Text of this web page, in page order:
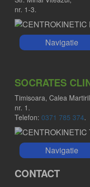
nr. 1-3.
Navigatie
SOCRATES
Timisoara, Calea
nr. 1.
Telefon: 0371 785 374.
Navigatie
CONTACT